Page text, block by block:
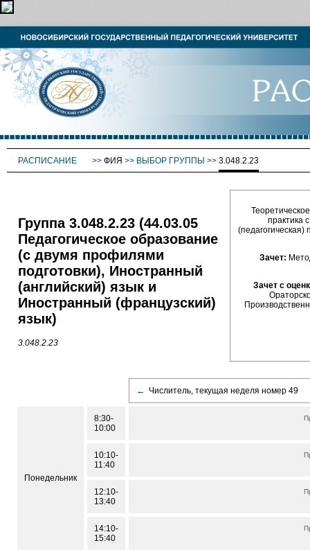
РАСПИСАНИЕ >> ФИЯ >> ВЫБОР ГРУППЫ >> 3.048.2.23
Группа 3.048.2.23 (44.03.05
Педагогическое образование
(с двумя профилями
подготовки), Иностранный
(английский) язык и
Иностранный (французский)
язык)
3.048.2.23
практика
Зачет:
Зачет с
← Числитель, текущая неделя номер 49
Понедельник
8:30-
10:00
10:10-
11:40
12:10-
13:40
14:10-
15:40